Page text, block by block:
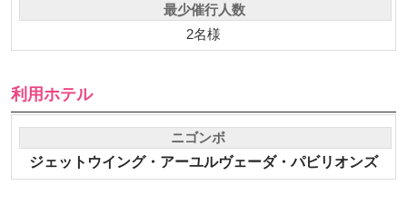
最少催行人数
2名様
利用ホテル
ニゴンボ
ジェットウイング・アーユルヴェーダ・パビリオンズ